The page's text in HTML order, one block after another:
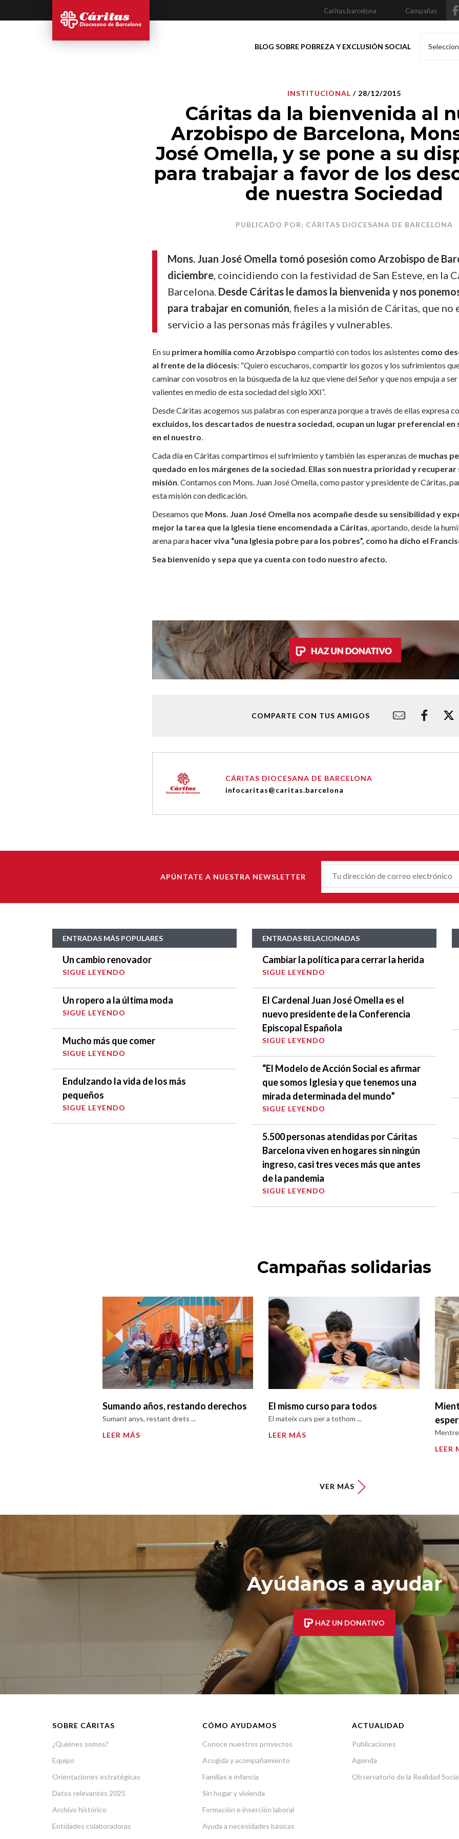
Caritas.barcelona Campañas
BLOG SOBRE POBREZA Y EXCLUSIÓN SOCIAL
INSTITUCIONAL / 28/12/2015
Cáritas da la bienvenida al
Arzobispo de Barcelona,
José Omella, y se pone a su
para trabajar a favor de los
de nuestra Sociedad
PUBLICADO POR: CÁRITAS DIOCESANA DE BARCELONA
Mons. Juan José Omella tomó posesión como Arzobispo de
diciembre, coincidiendo con la festividad de San Esteve, en la
Barcelona. Desde Cáritas le damos la bienvenida y nos
para trabajar en comunión, fieles a la misión de Cáritas, que no
servicio a las personas más frágiles y vulnerables.
En su primera homilía como Arzobispo compartió con todos los asistentes como
al frente de la diócesis: “Quiero escucharos, compartir los gozos y los sufrimientos
caminar con vosotros en la búsqueda de la luz que viene del Señor y que nos empuja a
valientes en medio de esta sociedad del siglo XXI”.
Desde Cáritas acogemos sus palabras con esperanza porque a través de ellas expresa
excluidos, los descartados de nuestra sociedad, ocupan un lugar preferencial en
en el nuestro.
Cada día en Cáritas compartimos el sufrimiento y también las esperanzas de muchas
quedado en los márgenes de la sociedad. Ellas son nuestra prioridad y recuperar
misión. Contamos con Mons. Juan José Omella, como pastor y presidente de Cáritas,
esta misión con dedicación.
Deseamos que Mons. Juan José Omella nos acompañe desde su sensibilidad y
mejor la tarea que la Iglesia tiene encomendada a Cáritas, aportando, desde la
arena para hacer viva “una Iglesia pobre para los pobres”, como ha dicho el
Sea bienvenido y sepa que ya cuenta con todo nuestro afecto.
COMPARTE CON TUS AMIGOS
CÁRITAS DIOCESANA DE BARCELONA
infocaritas@caritas.barcelona
APÚNTATE A NUESTRA NEWSLETTER
Correu-
ENTRADAS MÁS POPULARES
Un cambio renovador
SIGUE LEYENDO
Un ropero a la última moda
SIGUE LEYENDO
Mucho más que comer
SIGUE LEYENDO
Endulzando la vida de los más
pequeños
SIGUE LEYENDO
ENTRADAS RELACIONADAS
Cambiar la política para cerrar la herida
SIGUE LEYENDO
El Cardenal Juan José Omella es el
nuevo presidente de la Conferencia
Episcopal Española
SIGUE LEYENDO
“El Modelo de Acción Social es afirmar
que somos Iglesia y que tenemos una
mirada determinada del mundo”
SIGUE LEYENDO
5.500 personas atendidas por Cáritas
Barcelona viven en hogares sin ningún
ingreso, casi tres veces más que antes
de la pandemia
SIGUE LEYENDO
Campañas solidarias
Sumando años, restando derechos
Sumant anys, restant drets ...
LEER MÁS
El mismo curso para todos
El mateix curs per a tothom ...
LEER MÁS
Mentre
LEER
VER MÁS
Ayúdanos a ayudar
HAZ UN DONATIVO
SOBRE CÁRITAS
¿Quiénes somos?
Equipo
Orientaciones estratégicas
Datos relevantes 2025
Archivo histórico
Entidades colaboradoras
CÓMO AYUDAMOS
Conoce nuestros proyectos
Acogida y acompañamiento
Familias e infancia
Sin hogar y vivienda
Formación e inserción laboral
Ayuda a necesidades básicas
ACTUALIDAD
Publicaciones
Agenda
Observatorio de la Realidad Social